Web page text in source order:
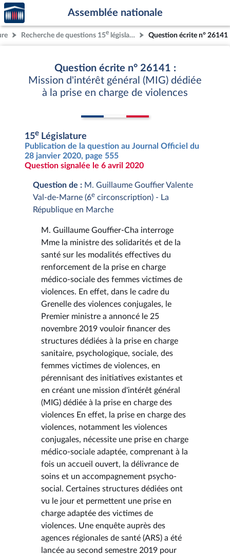
Aller au contenu
Aller en bas de la page
Accèder
à la
page
d'accueil
Assemblée nationale
Recherche de questions 15e législature Question écrite n° 26141
Question écrite n° 26141 :
Mission d'intérêt général (MIG) dédiée
à la prise en charge de violences
15e Législature
Publication de la question au Journal Officiel du
28 janvier 2020, page 555
Question signalée le 6 avril 2020
Question de : M. Guillaume Gouffier Valente
Val-de-Marne (6e circonscription) - La
République en Marche
M. Guillaume Gouffier-Cha interroge
Mme la ministre des solidarités et de la
santé sur les modalités effectives du
renforcement de la prise en charge
médico-sociale des femmes victimes de
violences. En effet, dans le cadre du
Grenelle des violences conjugales, le
Premier ministre a annoncé le 25
novembre 2019 vouloir financer des
structures dédiées à la prise en charge
sanitaire, psychologique, sociale, des
femmes victimes de violences, en
pérennisant des initiatives existantes et
en créant une mission d'intérêt général
(MIG) dédiée à la prise en charge des
violences En effet, la prise en charge des
violences, notamment les violences
conjugales, nécessite une prise en charge
médico-sociale adaptée, comprenant à la
fois un accueil ouvert, la délivrance de
soins et un accompagnement psycho-
social. Certaines structures dédiées ont
vu le jour et permettent une prise en
charge adaptée des victimes de
violences. Une enquête auprès des
agences régionales de santé (ARS) a été
lancée au second semestre 2019 pour